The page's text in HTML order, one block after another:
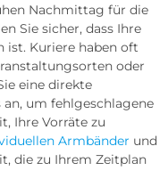
Nachmittag für die
Sie sicher, dass Ihre
ist. Kuriere haben oft
oder
eine direkte
um fehlgeschlagene
Ihre Vorräte zu
Armbänder und
die zu Ihrem Zeitplan